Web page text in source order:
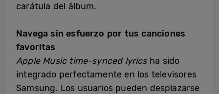
carátula del álbum.
Navega sin esfuerzo por tus canciones
favoritas
Apple Music time-synced lyricsha sido
integrado perfectamente en los televisores
Samsung. Los usuarios pueden desplazarse